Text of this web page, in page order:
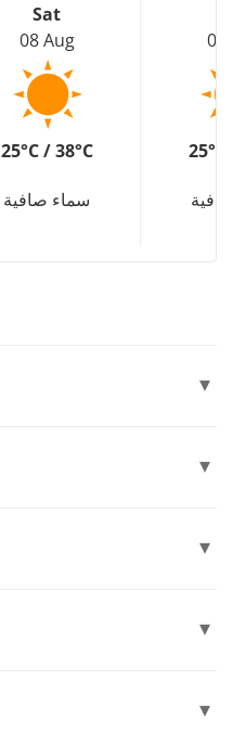
Sat
08 Aug
25°C / 38°C
سماء صافية
09
25°C